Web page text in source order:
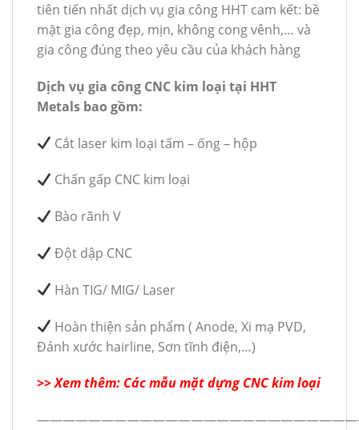
tiên tiến nhất dịch vụ gia công HHT cam kết: bề
mặt gia công đẹp, mịn, không cong vênh,… và
gia công đúng theo yêu cầu của khách hàng
Dịch vụ gia công CNC kim loại tại HHT
Metals bao gồm:
Cắt laser kim loại tấm – ống – hộp
Chấn gấp CNC kim loại
Bào rãnh V
Đột dập CNC
Hàn TIG/ MIG/ Laser
Hoàn thiện sản phẩm ( Anode, Xi mạ PVD,
Đánh xước hairline, Sơn tĩnh điện,…)
>> Xem thêm: Các mẫu mặt dựng CNC kim loại